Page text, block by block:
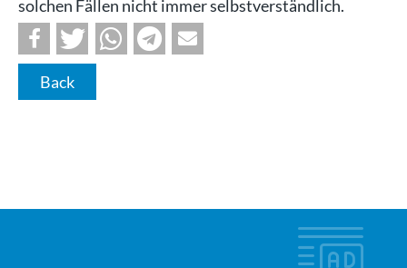
solchen Fällen nicht immer selbstverständlich.
Back